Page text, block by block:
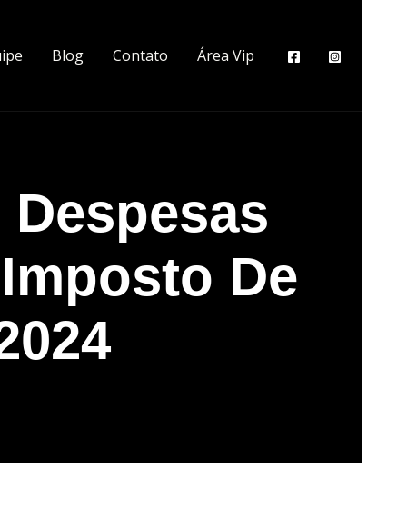
Blog Contato Área Vip
De